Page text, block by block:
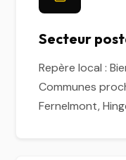
Secteur
Repère local :
Communes
Fernelmont,